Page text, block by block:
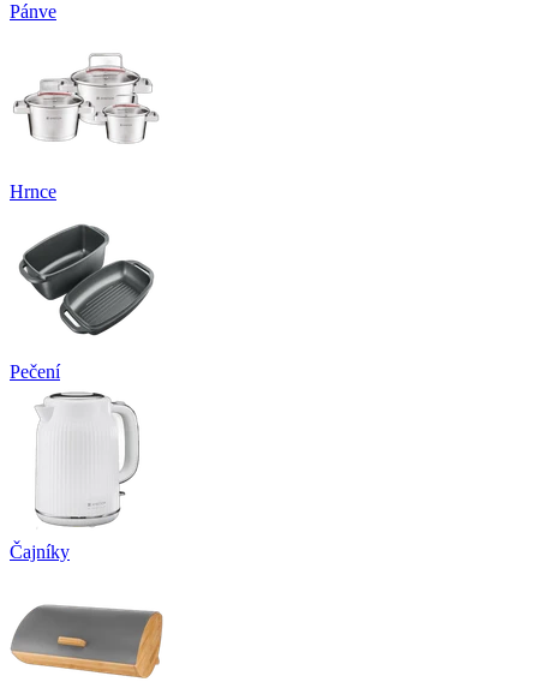
Pánve
Hrnce
Pečení
Čajníky